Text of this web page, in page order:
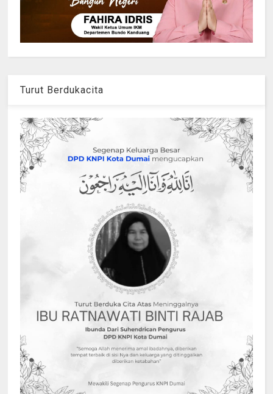
Turut Berdukacita